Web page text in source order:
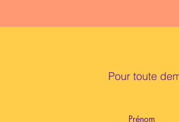
Pour toute
Prénom